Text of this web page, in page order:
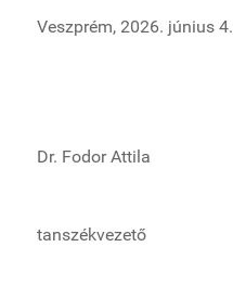
Veszprém, 2026. június 4.
Dr. Fodor Attila
tanszékvezető